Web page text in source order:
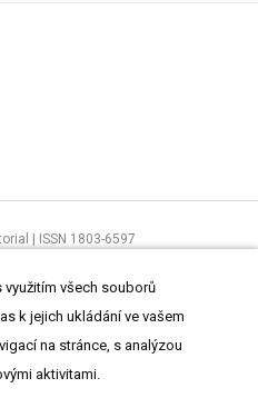
| ISSN 1803-6597
Zásady zpracování osobních údajů
využitím všech souborů
k jejich ukládání ve vašem
na stránce, s analýzou
aktivitami.